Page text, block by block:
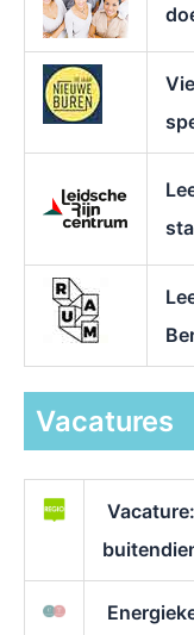
Vacatures